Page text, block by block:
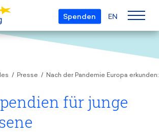
Spenden EN
Parliament
Europe
Presse Nach der Pandemie Europa
für junge